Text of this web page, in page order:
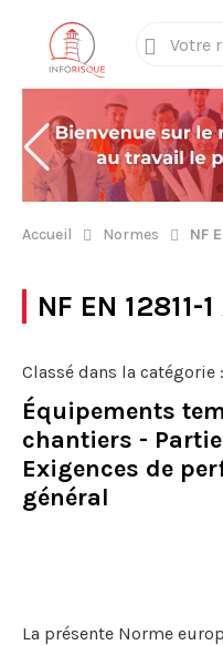
Accueil Normes NF
NF EN
Classé dans la catégorie
Équipements
chantiers -
Exigences de
général
La présente Norme